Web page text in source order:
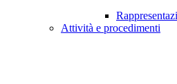
Attività e procedimenti